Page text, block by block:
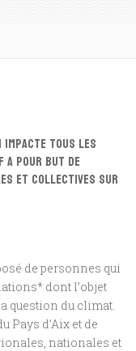
tous les
pour but de
et collectives sur
de personnes qui
dont l’objet
question du climat.
Pays d’Aix et de
nationales et